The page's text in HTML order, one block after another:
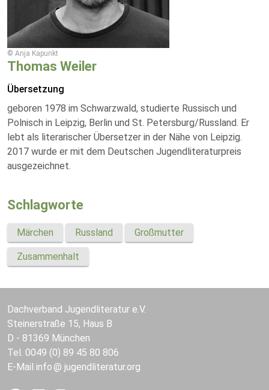
© Anja Kapunkt
Thomas Weiler
Übersetzung
geboren 1978 im Schwarzwald, studierte Russisch und
Polnisch in Leipzig, Berlin und St. Petersburg/Russland. Er
lebt als literarischer Übersetzer in der Nähe von Leipzig.
2017 wurde er mit dem Deutschen Jugendliteraturpreis
ausgezeichnet.
Schlagworte
Märchen Russland Großmutter
Zusammenhalt
Dachverband Jugendliteratur e.V.
Steinerstraße 15, Haus B
D - 81369 München
Tel. 0049 (0) 89 45 80 806
E-Mail info jugendliteratur.org